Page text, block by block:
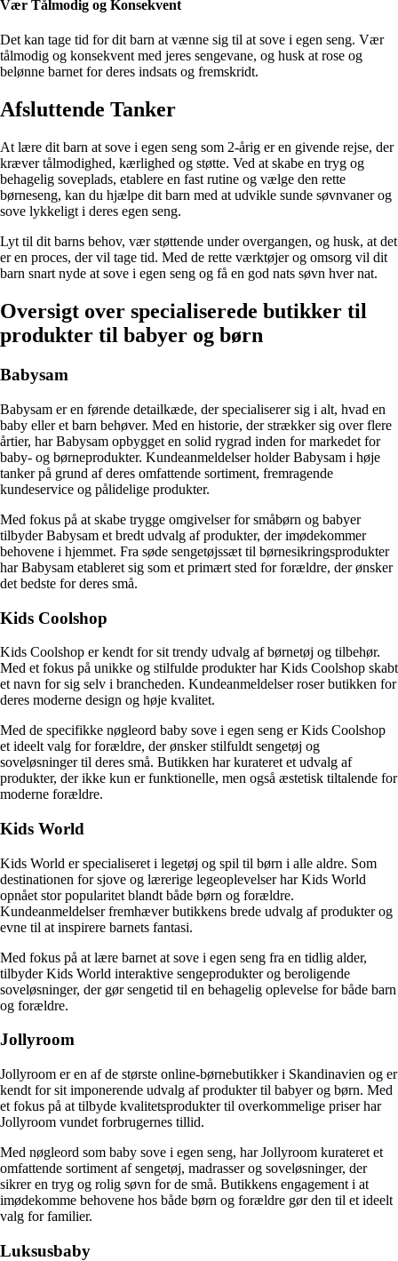
Vær Tålmodig og Konsekvent
Det kan tage tid for dit barn at vænne sig til at sove i egen seng. Vær
tålmodig og konsekvent med jeres sengevane, og husk at rose og
belønne barnet for deres indsats og fremskridt.
Afsluttende Tanker
At lære dit barn at sove i egen seng som 2-årig er en givende rejse, der
kræver tålmodighed, kærlighed og støtte. Ved at skabe en tryg og
behagelig soveplads, etablere en fast rutine og vælge den rette
børneseng, kan du hjælpe dit barn med at udvikle sunde søvnvaner og
sove lykkeligt i deres egen seng.
Lyt til dit barns behov, vær støttende under overgangen, og husk, at det
er en proces, der vil tage tid. Med de rette værktøjer og omsorg vil dit
barn snart nyde at sove i egen seng og få en god nats søvn hver nat.
Oversigt over specialiserede butikker til
produkter til babyer og børn
Babysam
Babysam er en førende detailkæde, der specialiserer sig i alt, hvad en
baby eller et barn behøver. Med en historie, der strækker sig over flere
årtier, har Babysam opbygget en solid rygrad inden for markedet for
baby- og børneprodukter. Kundeanmeldelser holder Babysam i høje
tanker på grund af deres omfattende sortiment, fremragende
kundeservice og pålidelige produkter.
Med fokus på at skabe trygge omgivelser for småbørn og babyer
tilbyder Babysam et bredt udvalg af produkter, der imødekommer
behovene i hjemmet. Fra søde sengetøjssæt til børnesikringsprodukter
har Babysam etableret sig som et primært sted for forældre, der ønsker
det bedste for deres små.
Kids Coolshop
Kids Coolshop er kendt for sit trendy udvalg af børnetøj og tilbehør.
Med et fokus på unikke og stilfulde produkter har Kids Coolshop skabt
et navn for sig selv i brancheden. Kundeanmeldelser roser butikken for
deres moderne design og høje kvalitet.
Med de specifikke nøgleord baby sove i egen seng er Kids Coolshop
et ideelt valg for forældre, der ønsker stilfuldt sengetøj og
soveløsninger til deres små. Butikken har kurateret et udvalg af
produkter, der ikke kun er funktionelle, men også æstetisk tiltalende for
moderne forældre.
Kids World
Kids World er specialiseret i legetøj og spil til børn i alle aldre. Som
destinationen for sjove og lærerige legeoplevelser har Kids World
opnået stor popularitet blandt både børn og forældre.
Kundeanmeldelser fremhæver butikkens brede udvalg af produkter og
evne til at inspirere barnets fantasi.
Med fokus på at lære barnet at sove i egen seng fra en tidlig alder,
tilbyder Kids World interaktive sengeprodukter og beroligende
soveløsninger, der gør sengetid til en behagelig oplevelse for både barn
og forældre.
Jollyroom
Jollyroom er en af de største online-børnebutikker i Skandinavien og er
kendt for sit imponerende udvalg af produkter til babyer og børn. Med
et fokus på at tilbyde kvalitetsprodukter til overkommelige priser har
Jollyroom vundet forbrugernes tillid.
Med nøgleord som baby sove i egen seng, har Jollyroom kurateret et
omfattende sortiment af sengetøj, madrasser og soveløsninger, der
sikrer en tryg og rolig søvn for de små. Butikkens engagement i at
imødekomme behovene hos både børn og forældre gør den til et ideelt
valg for familier.
Luksusbaby